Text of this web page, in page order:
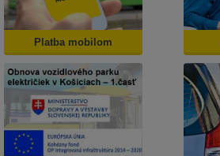
Platba mobilom